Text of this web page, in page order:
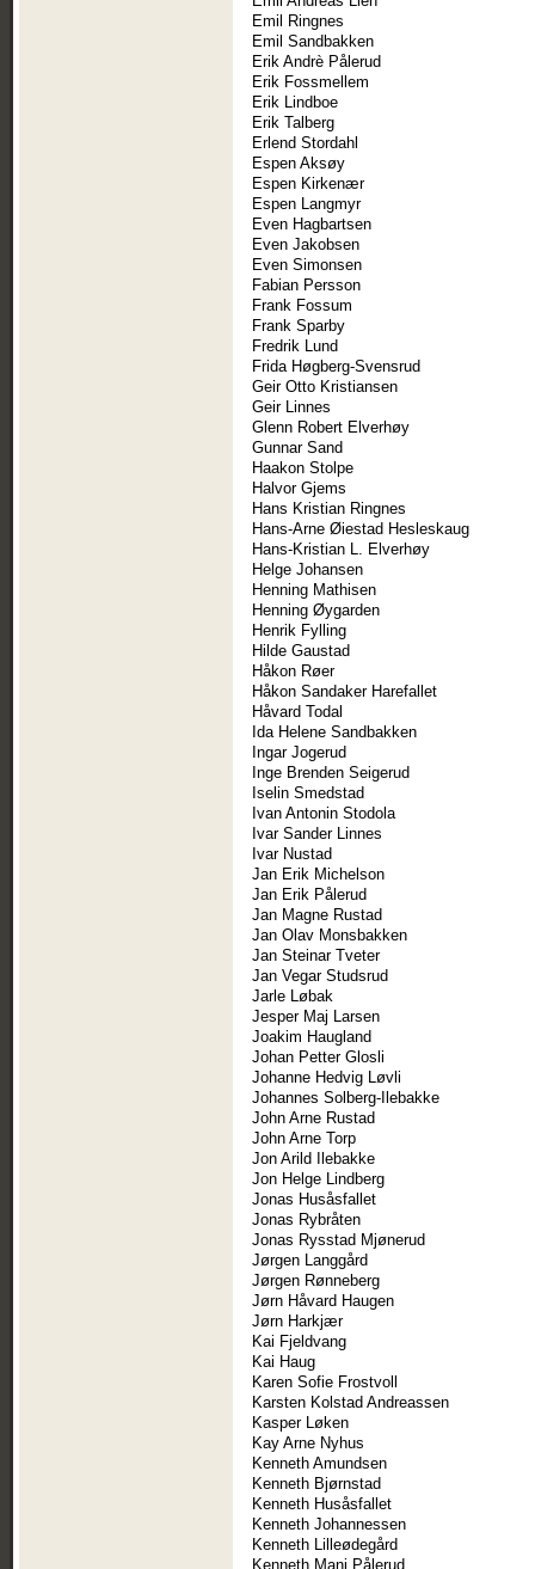
Emil Ringnes
Emil Sandbakken
Erik Andrè Pålerud
Erik Fossmellem
Erik Lindboe
Erik Talberg
Erlend Stordahl
Espen Aksøy
Espen Kirkenær
Espen Langmyr
Even Hagbartsen
Even Jakobsen
Even Simonsen
Fabian Persson
Frank Fossum
Frank Sparby
Fredrik Lund
Frida Høgberg-Svensrud
Geir Otto Kristiansen
Geir Linnes
Glenn Robert Elverhøy
Gunnar Sand
Haakon Stolpe
Halvor Gjems
Hans Kristian Ringnes
Hans-Arne Øiestad Hesleskaug
Hans-Kristian L. Elverhøy
Helge Johansen
Henning Mathisen
Henning Øygarden
Henrik Fylling
Hilde Gaustad
Håkon Røer
Håkon Sandaker Harefallet
Håvard Todal
Ida Helene Sandbakken
Ingar Jogerud
Inge Brenden Seigerud
Iselin Smedstad
Ivan Antonin Stodola
Ivar Sander Linnes
Ivar Nustad
Jan Erik Michelson
Jan Erik Pålerud
Jan Magne Rustad
Jan Olav Monsbakken
Jan Steinar Tveter
Jan Vegar Studsrud
Jarle Løbak
Jesper Maj Larsen
Joakim Haugland
Johan Petter Glosli
Johanne Hedvig Løvli
Johannes Solberg-Ilebakke
John Arne Rustad
John Arne Torp
Jon Arild Ilebakke
Jon Helge Lindberg
Jonas Husåsfallet
Jonas Rybråten
Jonas Rysstad Mjønerud
Jørgen Langgård
Jørgen Rønneberg
Jørn Håvard Haugen
Jørn Harkjær
Kai Fjeldvang
Kai Haug
Karen Sofie Frostvoll
Karsten Kolstad Andreassen
Kasper Løken
Kay Arne Nyhus
Kenneth Amundsen
Kenneth Bjørnstad
Kenneth Husåsfallet
Kenneth Johannessen
Kenneth Lilleødegård
Kenneth Mani Pålerud